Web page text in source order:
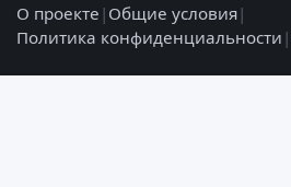
О проекте | Общие условия|
Политика конфиденциальности |